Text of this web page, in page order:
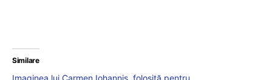
Similare
Imaginea lui Carmen Iohannis, folosită pentru